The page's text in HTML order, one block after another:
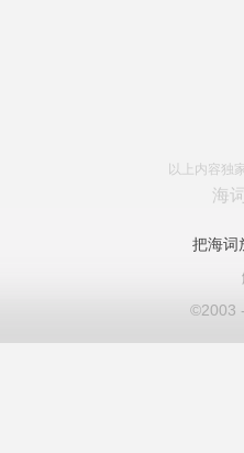
以上内容独
海
把海词
©2003